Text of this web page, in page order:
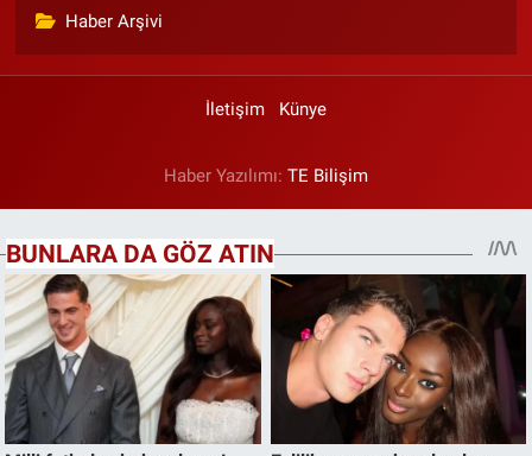
Haber Arşivi
İletişim Künye
Haber Yazılımı: TE Bilişim